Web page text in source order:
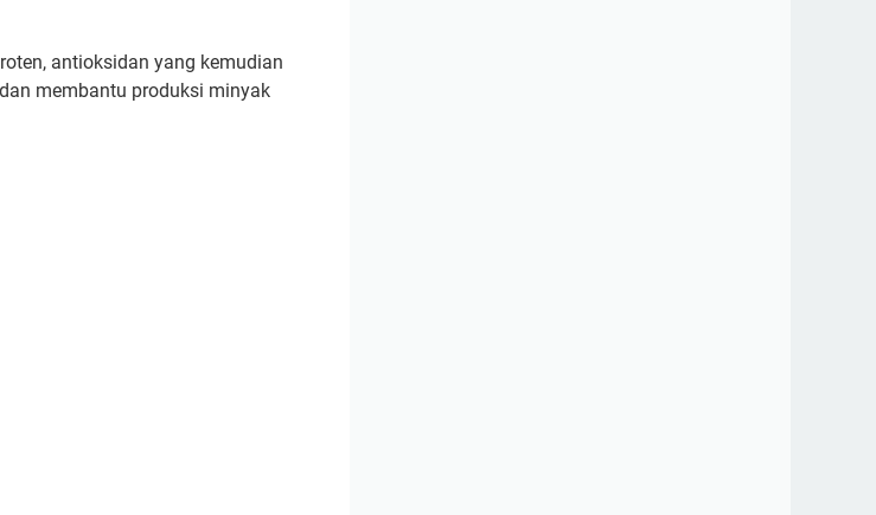
antioksidan yang kemudian
membantu produksi minyak